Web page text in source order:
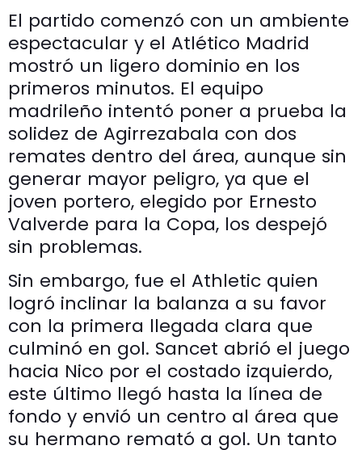
El partido comenzó con un ambiente
espectacular y el Atlético Madrid
mostró un ligero dominio en los
primeros minutos. El equipo
madrileño intentó poner a prueba la
solidez de Agirrezabala con dos
remates dentro del área, aunque sin
generar mayor peligro, ya que el
joven portero, elegido por Ernesto
Valverde para la Copa, los despejó
sin problemas.
Sin embargo, fue el Athletic quien
logró inclinar la balanza a su favor
con la primera llegada clara que
culminó en gol. Sancet abrió el juego
hacia Nico por el costado izquierdo,
este último llegó hasta la línea de
fondo y envió un centro al área que
su hermano remató a gol. Un tanto